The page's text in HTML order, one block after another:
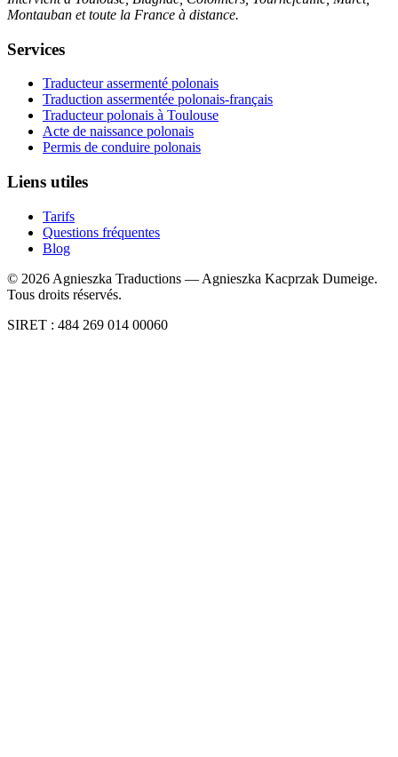
Montauban et toute la France à distance.
Services
Traducteur assermenté polonais
Traduction assermentée polonais-français
Traducteur polonais à Toulouse
Acte de naissance polonais
Permis de conduire polonais
Liens utiles
Tarifs
Questions fréquentes
Blog
© 2026 Agnieszka Traductions — Agnieszka Kacprzak Dumeige.
Tous droits réservés.
SIRET : 484 269 014 00060